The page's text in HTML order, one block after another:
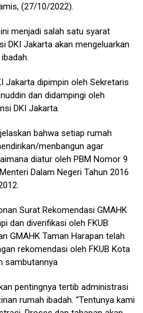
(27/10/2022).
menjadi salah satu syarat
DKI Jakarta akan mengeluarkan
Jakarta dipimpin oleh Sekretaris
dan didampingi oleh
DKI Jakarta.
bahwa setiap rumah
menbangun agar
diatur oleh PBM Nomor 9
Dalam Negeri Tahun 2016
Surat Rekomendasi GMAHK
dan diverifikasi oleh FKUB
GMAHK Taman Harapan telah
rekomendasi oleh FKUB Kota
sambutannya
pentingnya tertib administrasi
rumah ibadah. “Tentunya kami